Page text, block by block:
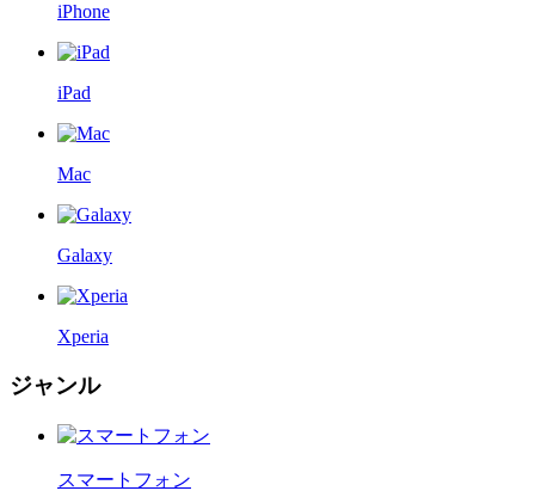
iPhone
iPad
Mac
Galaxy
Xperia
ジャンル
スマートフォン